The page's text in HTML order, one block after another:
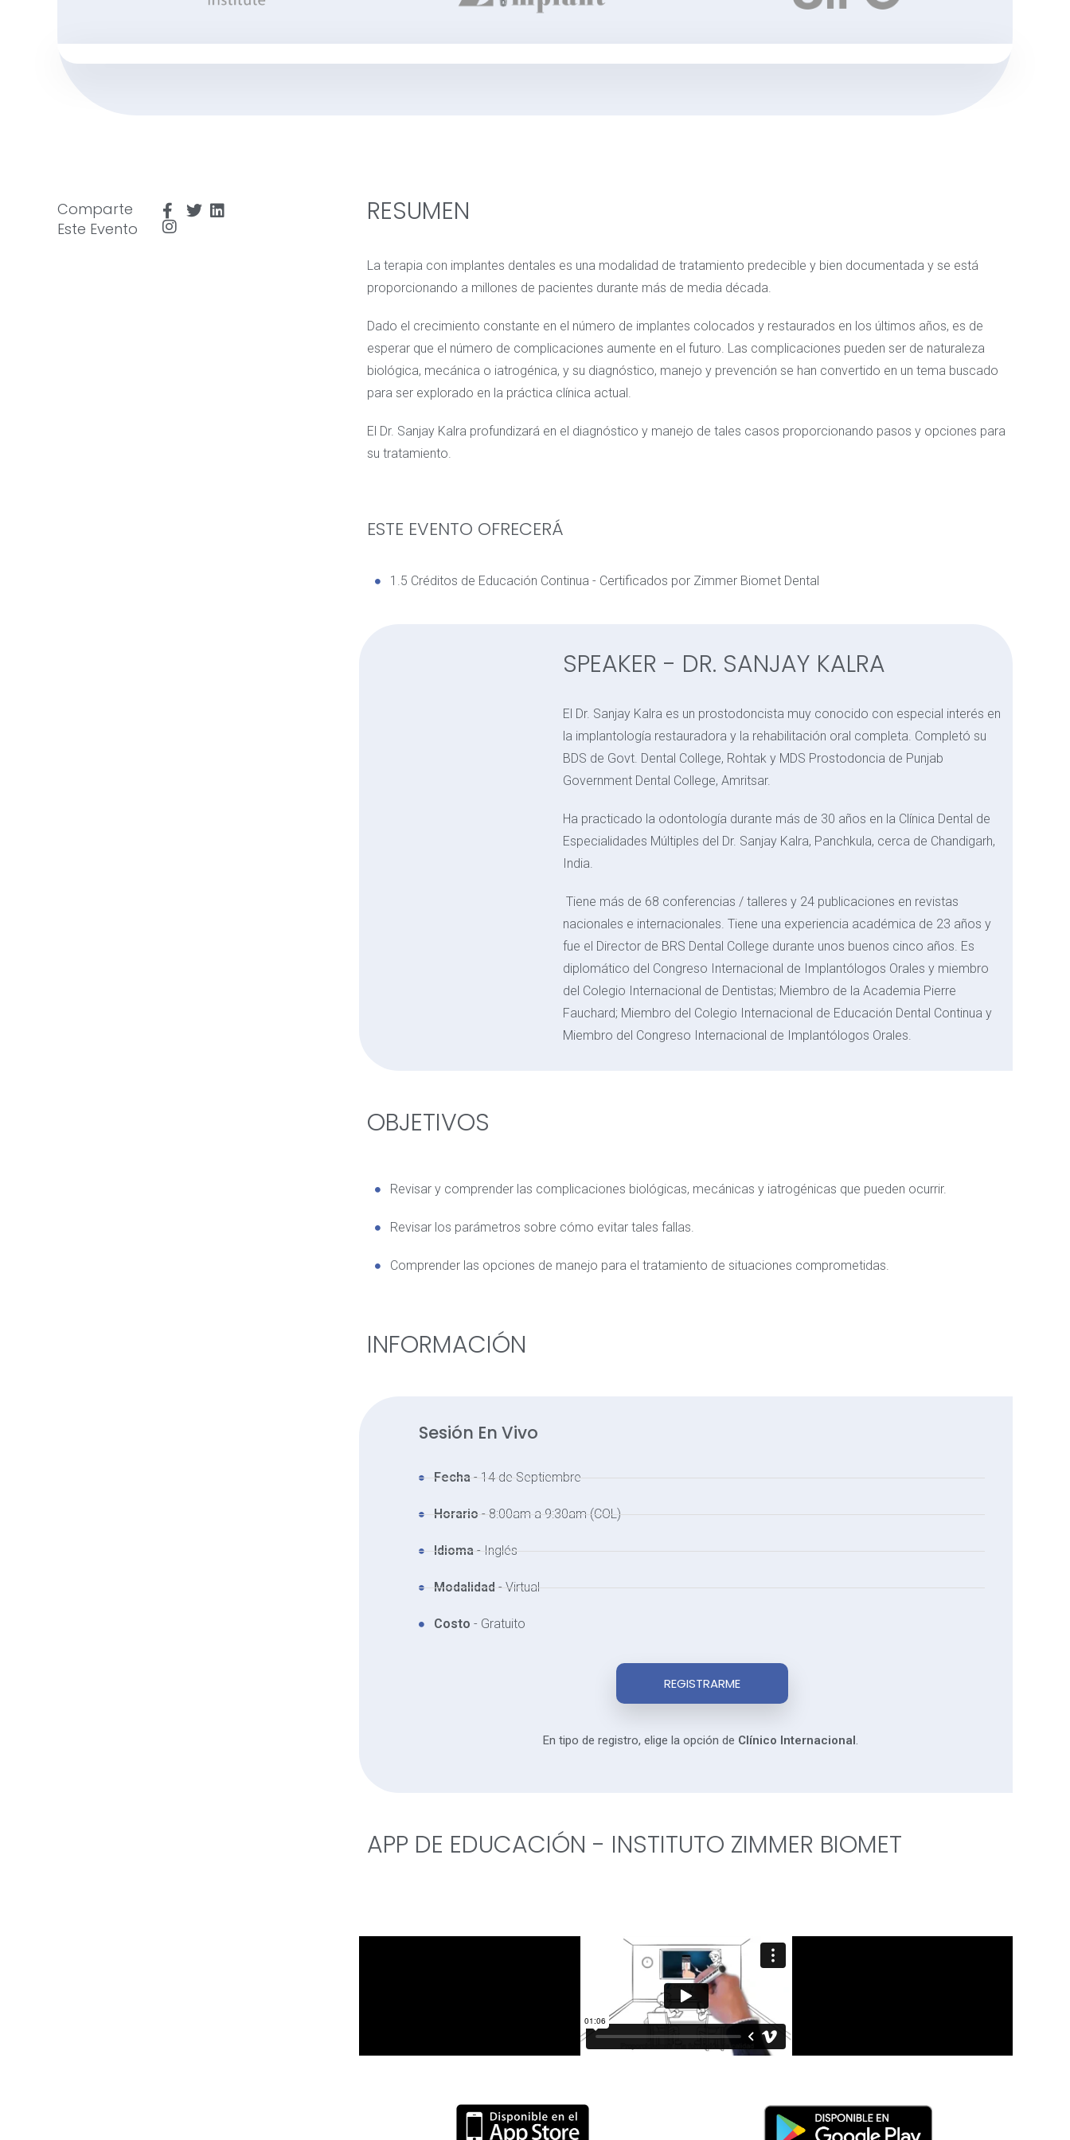
Comparte
Este Evento
RESUMEN
La terapia con implantes dentales es una modalidad de tratamiento predecible y bien documentada y se está
proporcionando a millones de pacientes durante más de media década.
Dado el crecimiento constante en el número de implantes colocados y restaurados en los últimos años, es de
esperar que el número de complicaciones aumente en el futuro. Las complicaciones pueden ser de naturaleza
biológica, mecánica o iatrogénica, y su diagnóstico, manejo y prevención se han convertido en un tema buscado
para ser explorado en la práctica clínica actual.
El Dr. Sanjay Kalra profundizará en el diagnóstico y manejo de tales casos proporcionando pasos y opciones para
su tratamiento.
ESTE EVENTO OFRECERÁ
1.5 Créditos de Educación Continua - Certificados por Zimmer Biomet Dental
SPEAKER - DR. SANJAY KALRA
El Dr. Sanjay Kalra es un prostodoncista muy conocido con especial interés en
la implantología restauradora y la rehabilitación oral completa. Completó su
BDS de Govt. Dental College, Rohtak y MDS Prostodoncia de Punjab
Government Dental College, Amritsar.
Ha practicado la odontología durante más de 30 años en la Clínica Dental de
Especialidades Múltiples del Dr. Sanjay Kalra, Panchkula, cerca de Chandigarh,
India.
Tiene más de 68 conferencias / talleres y 24 publicaciones en revistas
nacionales e internacionales. Tiene una experiencia académica de 23 años y
fue el Director de BRS Dental College durante unos buenos cinco años. Es
diplomático del Congreso Internacional de Implantólogos Orales y miembro
del Colegio Internacional de Dentistas; Miembro de la Academia Pierre
Fauchard; Miembro del Colegio Internacional de Educación Dental Continua y
Miembro del Congreso Internacional de Implantólogos Orales.
OBJETIVOS
Revisar y comprender las complicaciones biológicas, mecánicas y iatrogénicas que pueden ocurrir.
Revisar los parámetros sobre cómo evitar tales fallas.
Comprender las opciones de manejo para el tratamiento de situaciones comprometidas.
INFORMACIÓN
Sesión En Vivo
Fecha- 14 de Septiembre
Horario- 8:00am a 9:30am (COL)
Idioma- Inglés
Modalidad- Virtual
Costo - Gratuito
REGISTRARME
En tipo de registro, elige la opción de Clínico Internacional.
APP DE EDUCACIÓN - INSTITUTO ZIMMER BIOMET